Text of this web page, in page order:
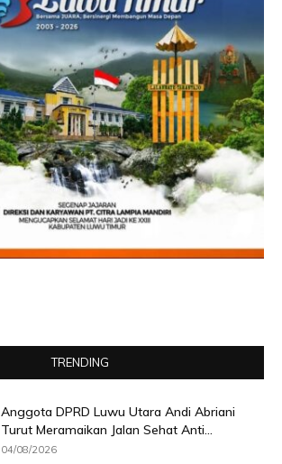
TRENDING
Anggota DPRD Luwu Utara Andi Abriani
Turut Meramaikan Jalan Sehat Anti...
04/08/2026